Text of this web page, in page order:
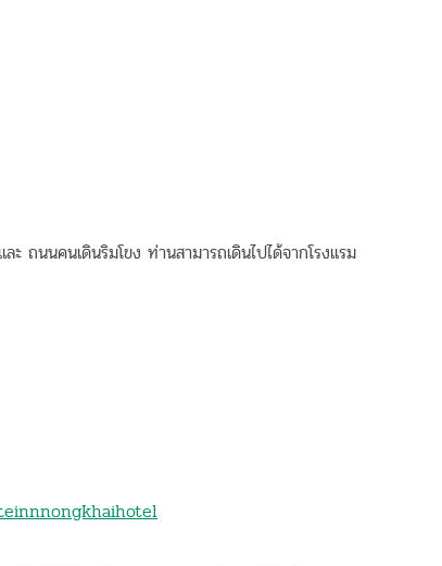
ถนนคนเดินริมโขง ท่านสามารถเดินไปได้จากโรงเเรม